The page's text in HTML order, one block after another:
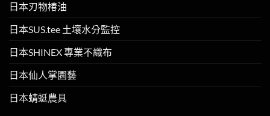
日本刃物椿油
日本SUS.tee 土壤水分監控
日本SHINEX 專業不織布
日本仙人掌園藝
日本蜻蜓農具